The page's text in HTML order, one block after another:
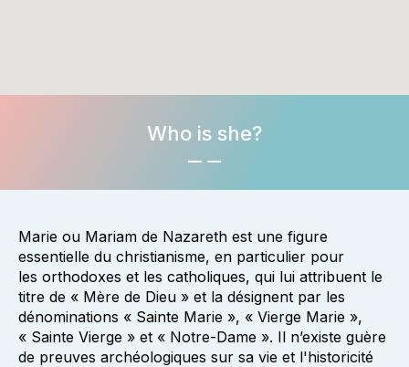
Who is she?
Marie ou Mariam de Nazareth est une figure
essentielle du christianisme, en particulier pour
les orthodoxes et les catholiques, qui lui attribuent le
titre de « Mère de Dieu » et la désignent par les
dénominations « Sainte Marie », « Vierge Marie »,
« Sainte Vierge » et « Notre-Dame ». Il n’existe guère
de preuves archéologiques sur sa vie et l'historicité